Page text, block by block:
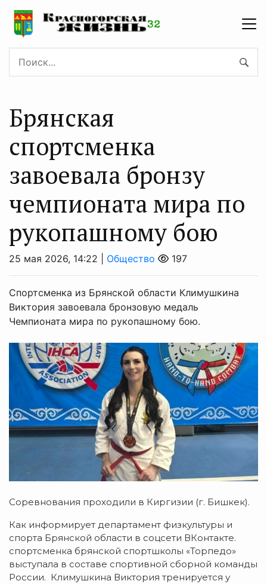
Брянская
спортсменка
завоевала бронзу
чемпионата мира по
рукопашному бою
25 мая 2026, 14:22 | Общество 197
Спортсменка из Брянской области Климушкина
Виктория завоевала бронзовую медаль
Чемпионата мира по рукопашному бою.
Соревнования проходили в Киргизии (г. Бишкек).
Как информирует департамент физкультуры и
спорта Брянской области в соцсети ВКонтакте.
спортсменка брянской спортшколы «Торпедо»
выступала в составе спортивной сборной команды
России. Климушкина Виктория тренируется у